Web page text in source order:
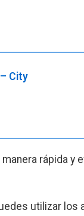
City
rápida y
utilizar